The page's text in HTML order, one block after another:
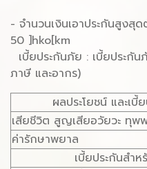
- จำนวนเงินเอาประกันสูงสุ
50 ]hko[km
เบี้ยประกันภัย : เบี้ยประกั
ภาษี และอากร)
ผลประโยชน์ และเ
เสียชีวิต สูญเสียอวัยวะ ทุพ
ค่ารักษาพยาล
เบี้ยประกันสำ